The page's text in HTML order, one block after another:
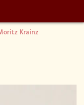
Krainz